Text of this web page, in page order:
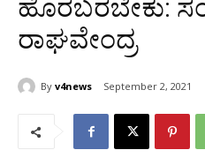
ಹೊರಬರಬೇಕು:
ರಾಘವೇಂದ್ರ
By v4news September 2, 2021